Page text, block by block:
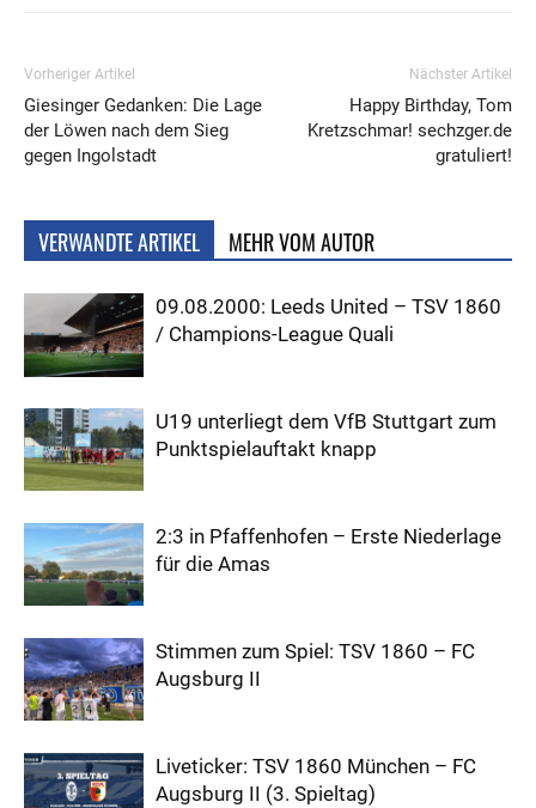
Vorheriger Artikel
Giesinger Gedanken: Die Lage
der Löwen nach dem Sieg
gegen Ingolstadt
Nächster Artikel
Happy Birthday, Tom
Kretzschmar! sechzger.de
gratuliert!
VERWANDTE ARTIKEL MEHR VOM AUTOR
09.08.2000: Leeds United – TSV 1860
/ Champions-League Quali
U19 unterliegt dem VfB Stuttgart zum
Punktspielauftakt knapp
2:3 in Pfaffenhofen – Erste Niederlage
für die Amas
Stimmen zum Spiel: TSV 1860 – FC
Augsburg II
Liveticker: TSV 1860 München – FC
Augsburg II (3. Spieltag)